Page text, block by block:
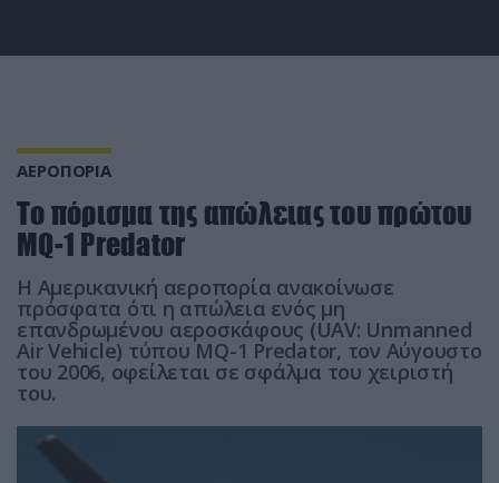
ΑΕΡΟΠΟΡΙΑ
Το πόρισμα της απώλειας του πρώτου
MQ-1 Predator
H Αμερικανική αεροπορία ανακοίνωσε
πρόσφατα ότι η απώλεια ενός μη
επανδρωμένου αεροσκάφους (UAV: Unmanned
Air Vehicle) τύπου MQ-1 Predator, τον Αύγουστο
του 2006, οφείλεται σε σφάλμα του χειριστή
του.